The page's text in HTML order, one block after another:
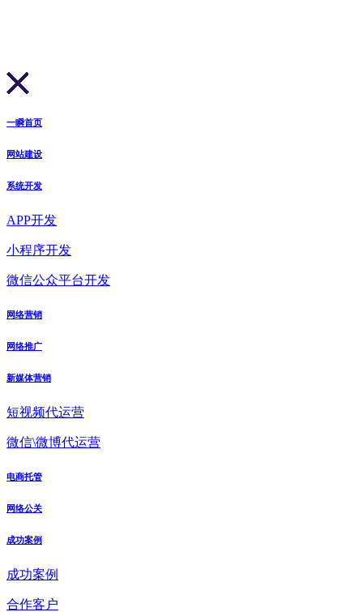
一瞬首页
网站建设
系统开发
APP开发
小程序开发
微信公众平台开发
网络营销
网络推广
新媒体营销
短视频代运营
微信\微博代运营
电商托管
网络公关
成功案例
成功案例
合作客户